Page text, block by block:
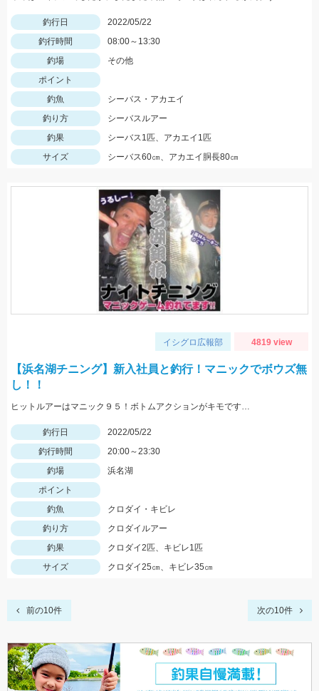
釣行日
2022/05/22
釣行時間
08:00～13:30
釣場
その他
ポイント
釣魚
シーバス・アカエイ
釣り方
シーバスルアー
釣果
シーバス1匹、アカエイ1匹
サイズ
シーバス60㎝、アカエイ胴長80㎝
イシグロ広報部 4819 view
【浜名湖チニング】新入社員と釣行！マニックでボウズ無
し！！
ヒットルアーはマニック９５！ボトムアクションがキモです…
釣行日
2022/05/22
釣行時間
20:00～23:30
釣場
浜名湖
ポイント
釣魚
クロダイ・キビレ
釣り方
クロダイルアー
釣果
クロダイ2匹、キビレ1匹
サイズ
クロダイ25㎝、キビレ35㎝
前の10件 次の10件